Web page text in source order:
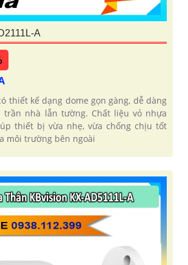
A
có thiết kế dạng dome gọn gàng, dễ dàng
trần nhà lẫn tường. Chất liệu vỏ nhựa
thiết bị vừa nhẹ, vừa chống chịu tốt
môi trường bên ngoài